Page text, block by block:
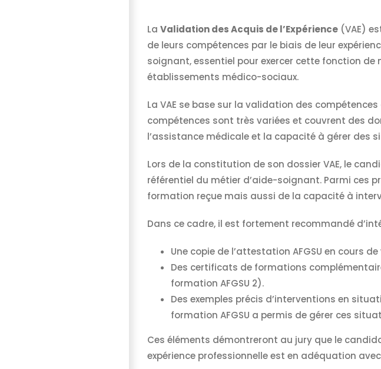
La Validation des Acquis de l’Expérience(VAE)
de leurs compétences par le biais de leur
soignant, essentiel pour exercer cette fonction
établissements médico-sociaux.
La VAE se base sur la validation des
compétences sont très variées et couvrent des
l’assistance médicale et la capacité à gérer des
Lors de la constitution de son dossier VAE, le
référentiel du métier d’aide-soignant. Parmi ces
formation reçue mais aussi de la capacité à
Dans ce cadre, il est fortement recommandé
Une copie de l’attestation AFGSU en cours
Des certificats de formations
formation AFGSU 2).
Des exemples précis d’interventions en
formation AFGSU a permis de gérer ces
Ces éléments démontreront au jury que le
expérience professionnelle est en adéquation